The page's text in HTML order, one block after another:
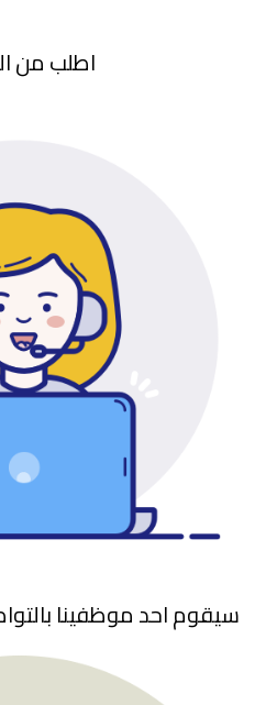
اطلب من
سيقوم احد موظفينا